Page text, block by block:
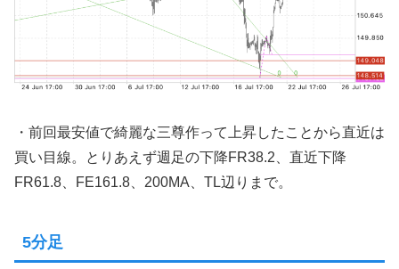
・前回最安値で綺麗な三尊作って上昇したことから直近は
買い目線。とりあえず週足の下降FR38.2、直近下降
FR61.8、FE161.8、200MA、TL辺りまで。
5分足